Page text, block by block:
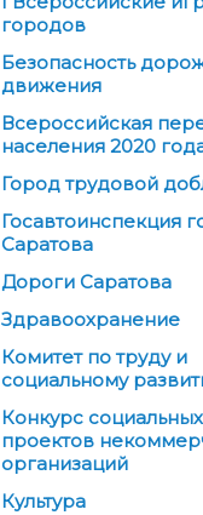
городов
Безопасность
движения
Всероссийская
населения 2020
Город трудовой
Госавтоинспекция
Саратова
Дороги Саратова
Здравоохранение
Комитет по труду и
социальному
Конкурс социальных
проектов
организаций
Культура